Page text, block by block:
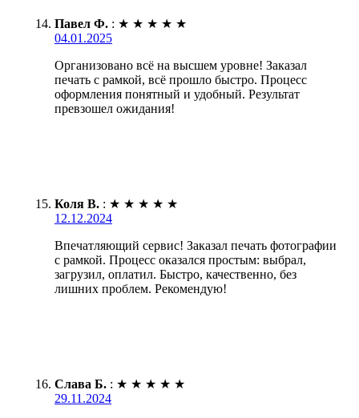
Павел Ф. : ★ ★ ★ ★ ★
04.01.2025
Организовано всё на высшем уровне! Заказал
печать с рамкой, всё прошло быстро. Процесс
оформления понятный и удобный. Результат
превзошел ожидания!
Коля В. : ★ ★ ★ ★ ★
12.12.2024
Впечатляющий сервис! Заказал печать фотографии
с рамкой. Процесс оказался простым: выбрал,
загрузил, оплатил. Быстро, качественно, без
лишних проблем. Рекомендую!
Слава Б. : ★ ★ ★ ★ ★
29.11.2024